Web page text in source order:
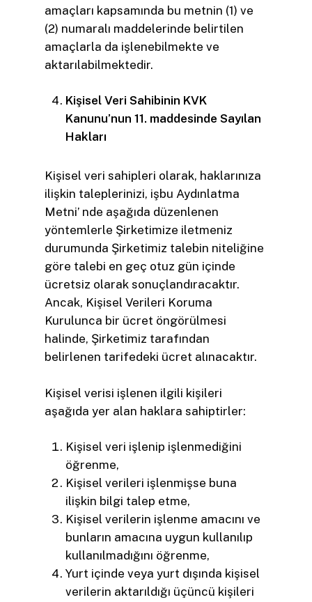
amaçları kapsamında bu metnin (1) ve
(2) numaralı maddelerinde belirtilen
amaçlarla da işlenebilmekte ve
aktarılabilmektedir.
Kişisel Veri Sahibinin KVK
Kanunu’nun 11. maddesinde Sayılan
Hakları
Kişisel veri sahipleri olarak, haklarınıza
ilişkin taleplerinizi, işbu Aydınlatma
Metni’ nde aşağıda düzenlenen
yöntemlerle Şirketimize iletmeniz
durumunda Şirketimiz talebin niteliğine
göre talebi en geç otuz gün içinde
ücretsiz olarak sonuçlandıracaktır.
Ancak, Kişisel Verileri Koruma
Kurulunca bir ücret öngörülmesi
halinde, Şirketimiz tarafından
belirlenen tarifedeki ücret alınacaktır.
Kişisel verisi işlenen ilgili kişileri
aşağıda yer alan haklara sahiptirler:
Kişisel veri işlenip işlenmediğini
öğrenme,
Kişisel verileri işlenmişse buna
ilişkin bilgi talep etme,
Kişisel verilerin işlenme amacını ve
bunların amacına uygun kullanılıp
kullanılmadığını öğrenme,
Yurt içinde veya yurt dışında kişisel
verilerin aktarıldığı üçüncü kişileri